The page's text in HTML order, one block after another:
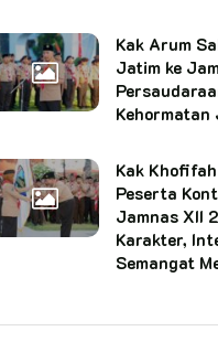
Kak Arum
Jatim ke
Kehormatan
Kak
Peserta
Jamnas XII
Karakter,
Semangat